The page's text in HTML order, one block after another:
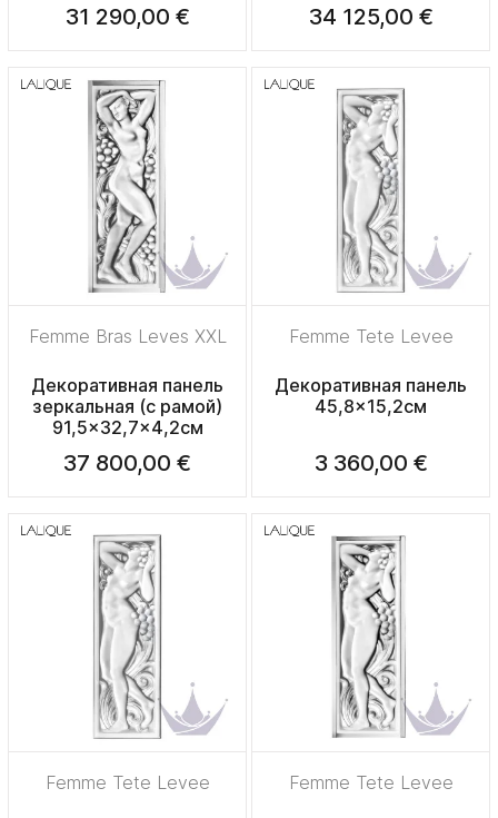
31 290,00 € 34 125,00 €
Femme Bras Leves XXL
Декоративная панель
зеркальная (с рамой)
91,5x32,7x4,2см
37 800,00 €
Femme Tete Levee
Декоративная панель
45,8x15,2см
3 360,00 €
Femme Tete Levee Femme Tete Levee